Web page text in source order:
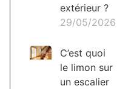
extérieur ?
29/05/2026
C’est quoi
le limon sur
un escalier